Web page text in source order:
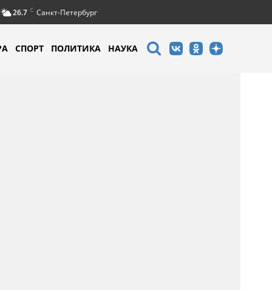
26.7 C Санкт-Петербург
СПОРТ ПОЛИТИКА НАУКА